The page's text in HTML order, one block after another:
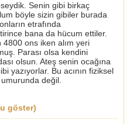
Senin gibi birkaç
böyle sizin gibiler burada
etrafında
bana da hücum ettiler.
4800 ons iken alım yeri
Parası olsa kendini
olsun. Ateş senin ocağına
yazıyorlar. Bu acının fiziksel
umurunda değil.
göster)